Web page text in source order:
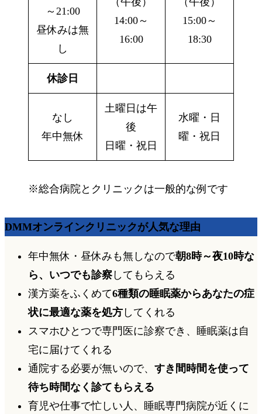
～21:00
昼休みは無
し
14:00～
16:00
15:00～
18:30
休診日
なし
年中無休
土曜日は午
後
日曜・祝日
水曜・日
曜・祝日
※総合病院とクリニックは一般的な例です
DMMオンラインクリニックが人気な理由
年中無休・昼休みも無しなので朝8時～夜10時な
ら、いつでも診察 してもらえる
漢方薬をふくめて6種類の睡眠薬からあなたの症
状に最適な薬を処方 してくれる
スマホひとつで専門医に診察でき、睡眠薬は自
宅に届けてくれる
通院する必要が無いので、 すき間時間を使って
待ち時間なく診てもらえる
育児や仕事で忙しい人、睡眠専門病院が近くに